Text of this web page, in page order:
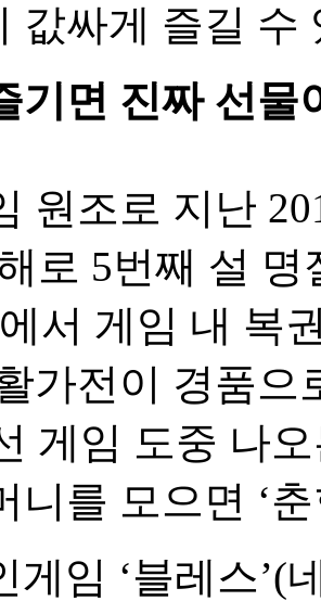
값싸게 즐길 수
면 진짜 선물
원조로 지난
로 5번째 설
에서 게임 내 복
가전이 경품으
게임 도중 나
니를 모으면 ‘
게임 ‘블레스’(